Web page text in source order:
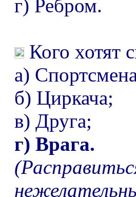
г) Ребром.
Кого хотят
а)
б) Циркача;
в) Друга;
г) Врага.